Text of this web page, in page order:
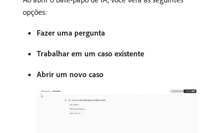
opções:
Fazer uma pergunta
Trabalhar em um caso existente
Abrir um novo caso